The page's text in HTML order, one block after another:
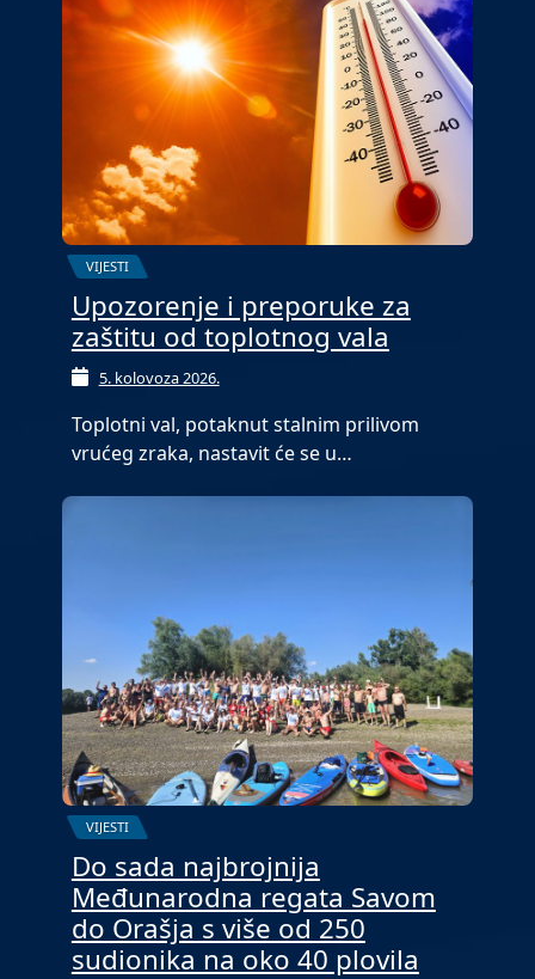
VIJESTI
Upozorenje i preporuke za
zaštitu od toplotnog vala
5. kolovoza 2026.
Toplotni val, potaknut stalnim prilivom
vrućeg zraka, nastavit će se u…
VIJESTI
Do sada najbrojnija
Međunarodna regata Savom
do Orašja s više od 250
sudionika na oko 40 plovila